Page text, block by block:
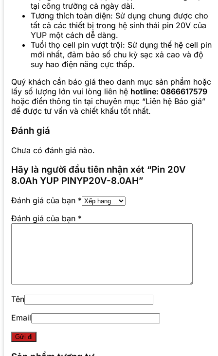
tại công trường cả ngày dài.
Tương thích toàn diện: Sử dụng chung được cho
tất cả các thiết bị trong hệ sinh thái pin 20V của
YUP một cách dễ dàng.
Tuổi thọ cell pin vượt trội: Sử dụng thế hệ cell pin
mới nhất, đảm bảo số chu kỳ sạc xả cao và độ
suy hao điện năng cực thấp.
Quý khách cần báo giá theo danh mục sản phẩm hoặc
lấy số lượng lớn vui lòng liên hệ hotline: 0866617579
hoặc điền thông tin tại chuyên mục “Liên hệ Báo giá”
để được tư vấn và chiết khấu tốt nhất.
Đánh giá
Chưa có đánh giá nào.
Hãy là người đầu tiên nhận xét “Pin 20V
8.0Ah YUP PINYP20V-8.0AH”
Đánh giá của bạn *
Đánh giá của bạn *
Tên
Email